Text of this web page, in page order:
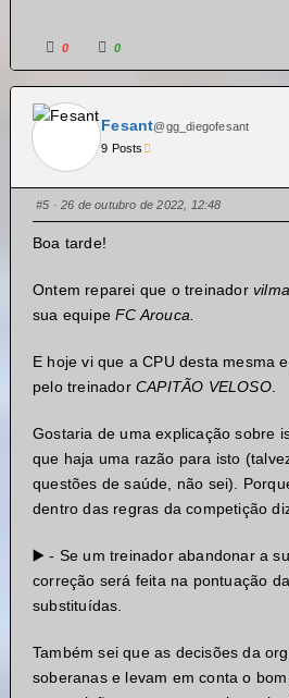
0 0
Fesant@gg_diegofesant
9 Posts
#5 · 26 de outubro de 2022, 12:48
Boa tarde!
Ontem reparei que o treinador
sua equipeFC Arouca.
E hoje vi que a CPU desta mesma
pelo treinador CAPITÃO VELOSO.
Gostaria de uma explicação sobre
que haja uma razão para isto
questões de saúde, não sei).
dentro das regras da competição
▶️ - Se um treinador abandonar a
correção será feita na pontuação
substituídas.
Também sei que as decisões da
soberanas e levam em conta o